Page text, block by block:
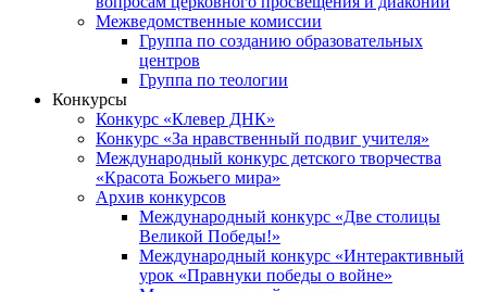
Межведомственные комиссии
Группа по созданию образовательных
центров
Группа по теологии
Конкурсы
Конкурс «Клевер ДНК»
Конкурс «За нравственный подвиг учителя»
Международный конкурс детского творчества
«Красота Божьего мира»
Архив конкурсов
Международный конкурс «Две столицы
Великой Победы!»
Международный конкурс «Интерактивный
урок «Правнуки победы о войне»